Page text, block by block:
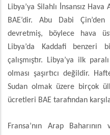
Libya’ya Silahlı İnsansız
BAE’dir. Abu Dabi Çin’den
devretmiş, böylece hava
Libya’da Kaddafi benzeri
çalışmıştır. Libya’ya ilk
olması şaşırtıcı değildir.
Sudan olmak üzere birçok
ücretleri BAE tarafından
Fransa’nın Arap